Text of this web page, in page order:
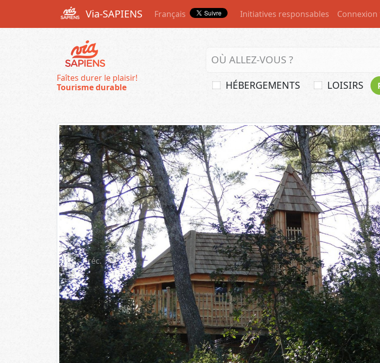
Via-SAPIENS Français Initiatives responsables Connexion
Faîtes durer le plaisir!
Tourisme durable
HÉBERGEMENTS LOISIRS
Préc.